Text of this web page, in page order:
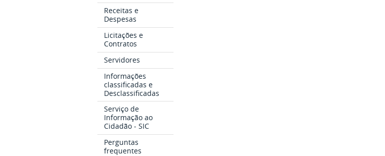
Receitas e
Despesas
Licitações e
Contratos
Servidores
Informações
classificadas e
Desclassificadas
Serviço de
Informação ao
Cidadão - SIC
Perguntas
frequentes